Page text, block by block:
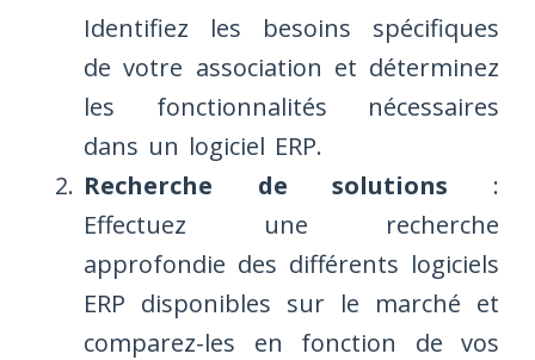
Identifiez les besoins spécifiques
de votre association et déterminez
les fonctionnalités nécessaires
dans un logiciel ERP.
Recherche de solutions :
Effectuez une recherche
approfondie des différents logiciels
ERP disponibles sur le marché et
comparez-les en fonction de vos